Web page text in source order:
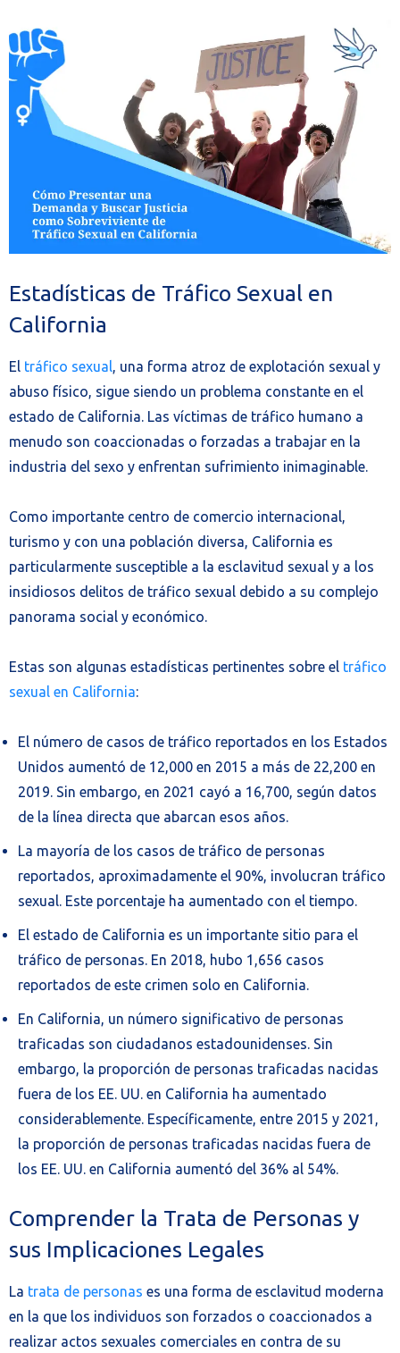
Estadísticas de Tráfico Sexual en
California
El tráfico sexual, una forma atroz de explotación sexual y
abuso físico, sigue siendo un problema constante en el
estado de California. Las víctimas de tráfico humano a
menudo son coaccionadas o forzadas a trabajar en la
industria del sexo y enfrentan sufrimiento inimaginable.
Como importante centro de comercio internacional,
turismo y con una población diversa, California es
particularmente susceptible a la esclavitud sexual y a los
insidiosos delitos de tráfico sexual debido a su complejo
panorama social y económico.
Estas son algunas estadísticas pertinentes sobre el tráfico
sexual en California:
El número de casos de tráfico reportados en los Estados
Unidos aumentó de 12,000 en 2015 a más de 22,200 en
2019. Sin embargo, en 2021 cayó a 16,700, según datos
de la línea directa que abarcan esos años.
La mayoría de los casos de tráfico de personas
reportados, aproximadamente el 90%, involucran tráfico
sexual. Este porcentaje ha aumentado con el tiempo.
El estado de California es un importante sitio para el
tráfico de personas. En 2018, hubo 1,656 casos
reportados de este crimen solo en California.
En California, un número significativo de personas
traficadas son ciudadanos estadounidenses. Sin
embargo, la proporción de personas traficadas nacidas
fuera de los EE. UU. en California ha aumentado
considerablemente. Específicamente, entre 2015 y 2021,
la proporción de personas traficadas nacidas fuera de
los EE. UU. en California aumentó del 36% al 54%.
Comprender la Trata de Personas y
sus Implicaciones Legales
La trata de personas es una forma de esclavitud moderna
en la que los individuos son forzados o coaccionados a
realizar actos sexuales comerciales en contra de su